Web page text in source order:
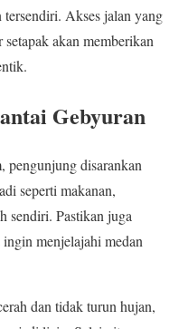
Akses jalan yang
akan memberikan
Gebyuran
pengunjung disarankan
seperti makanan,
sendiri. Pastikan juga
menjelajahi medan
dan tidak turun hujan,